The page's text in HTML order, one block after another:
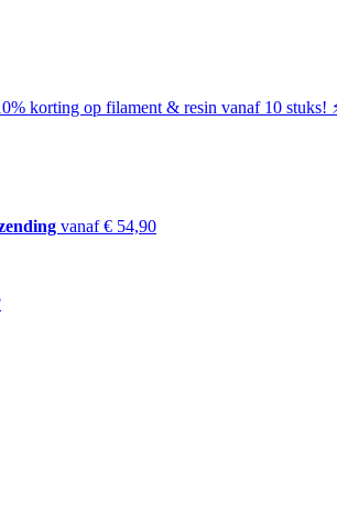
korting op filament & resin vanaf 10 stuks!
vanaf € 54,90